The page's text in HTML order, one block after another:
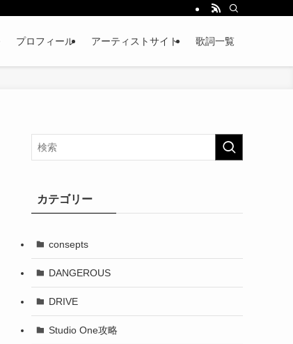
プロフィール アーティストサイト 歌詞一覧
カテゴリー
consepts
DANGEROUS
DRIVE
Studio One攻略